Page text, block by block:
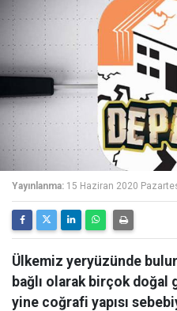
Yayınlanma: 15 Haziran 2020
Ülkemiz yeryüzünde
bağlı olarak birçok doğal
yine coğrafi yapısı